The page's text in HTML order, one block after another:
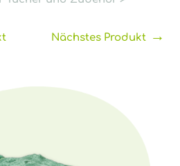
Nächstes Produkt→